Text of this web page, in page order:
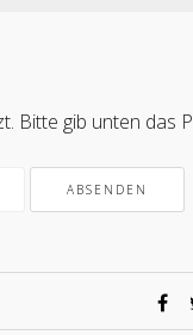
Bitte gib unten das